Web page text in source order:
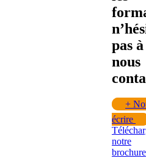
pas à
nous
+
écrire
notre
brochure